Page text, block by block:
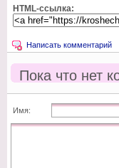
HTML-ссылка:
Написать комментарий
Пока что нет
Имя: